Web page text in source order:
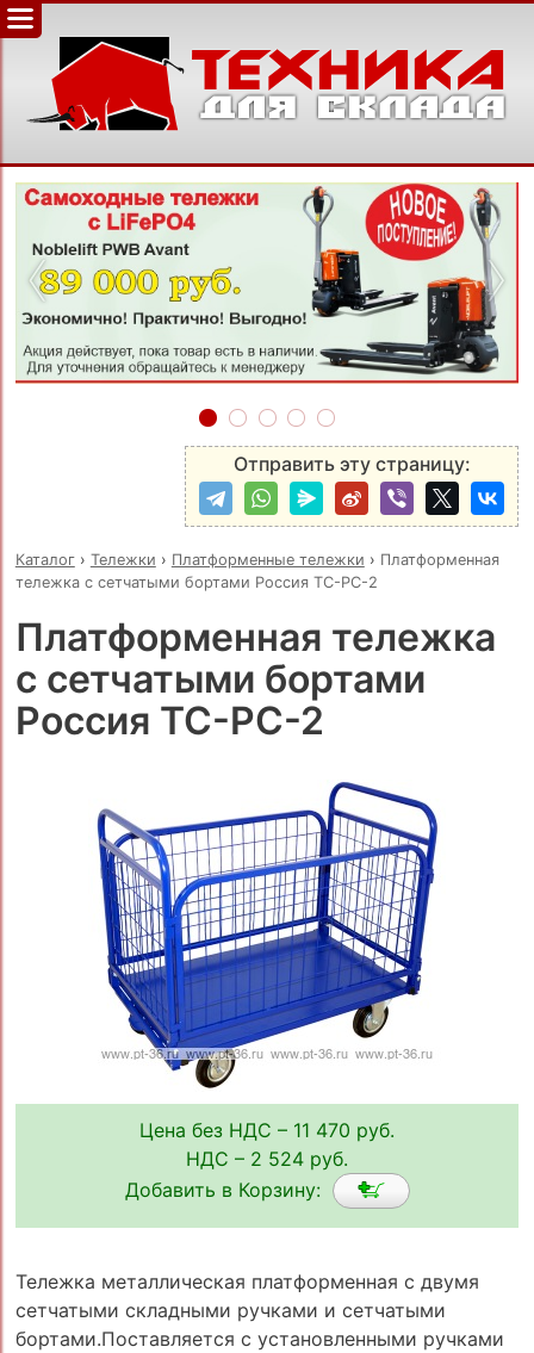
‹ ›
Отправить эту страницу:
Каталог› Тележки › Платформенные тележки › Платформенная
тележка с сетчатыми бортами Россия ТС-РС-2
Платформенная тележка
с сетчатыми бортами
Россия ТС-РС-2
Цена без НДС – 11 470 руб.
НДС – 2 524 руб.
Добавить в Корзину:
Тележка металлическая платформенная с двумя
сетчатыми складными ручками и сетчатыми
бортами.Поставляется с установленными ручками